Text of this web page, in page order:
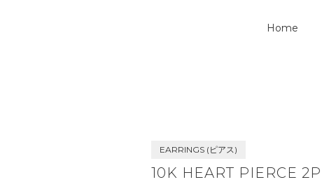
Home
EARRINGS (ピアス)
10K HEART PIERCE 2P